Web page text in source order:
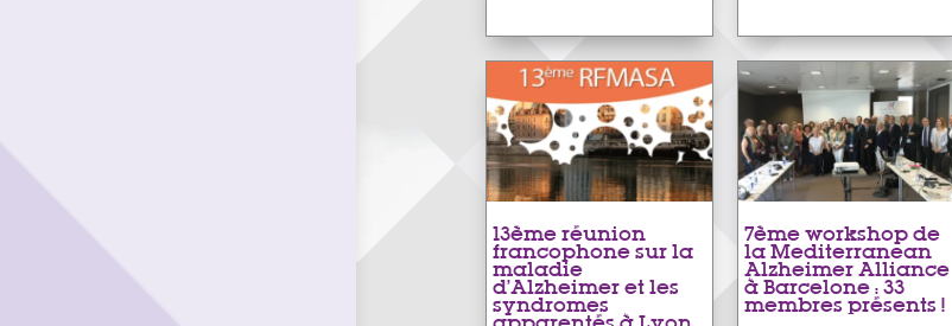
13ème réunion
francophone sur la
maladie
d’Alzheimer et les
syndromes
7ème workshop de
la Mediterranean
Alzheimer Alliance
à Barcelone : 33
membres présents !